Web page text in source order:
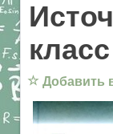
класс
☆ Добавить